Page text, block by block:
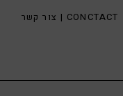
צור קשר | CONCTACT